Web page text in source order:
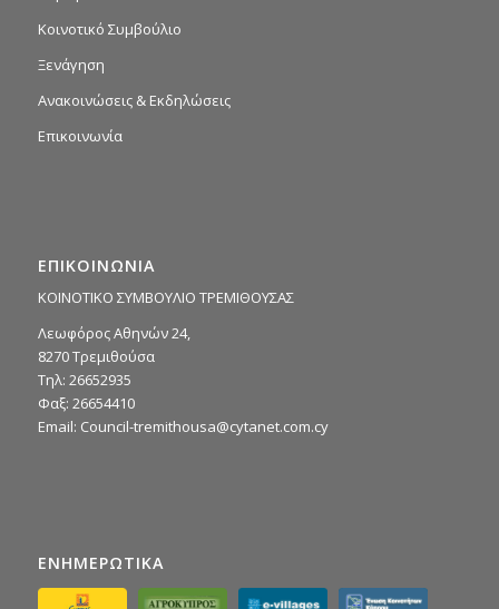
Κοινοτικό Συμβούλιο
Ξενάγηση
Ανακοινώσεις & Εκδηλώσεις
Επικοινωνία
ΕΠΙΚΟΙΝΩΝΙΑ
ΚΟΙΝΟΤΙΚΟ ΣΥΜΒΟΥΛΙΟ ΤΡΕΜΙΘΟΥΣΑΣ
Λεωφόρος Αθηνών 24,
8270 Τρεμιθούσα
Τηλ: 26652935
Φαξ: 26654410
Email: Council-tremithousa@cytanet.com.cy
ΕΝΗΜΕΡΩΤΙΚΑ